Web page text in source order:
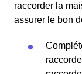
raccorder la
assurer le bon